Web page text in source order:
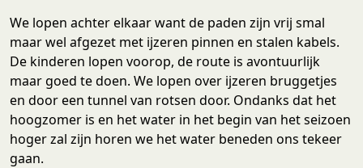
We lopen achter elkaar want de paden zijn vrij smal
maar wel afgezet met ijzeren pinnen en stalen kabels.
De kinderen lopen voorop, de route is avontuurlijk
maar goed te doen. We lopen over ijzeren bruggetjes
en door een tunnel van rotsen door. Ondanks dat het
hoogzomer is en het water in het begin van het seizoen
hoger zal zijn horen we het water beneden ons tekeer
gaan.